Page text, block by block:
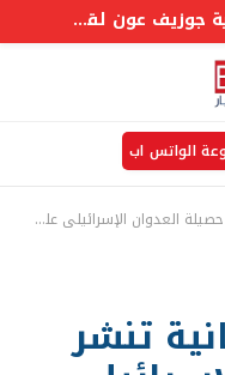
عاجل: رئيس الجمهورية جوزيف عون لقناة MTV : في المفاوضات لا نحصل دائماً منذ البداية على كل ما نريده فهذا مسار طويل ولكن علينا الاستمرار فيه
الواتس اب
الإسرائيلي على البلاد منذ 2 مارس الماضي
تنشر